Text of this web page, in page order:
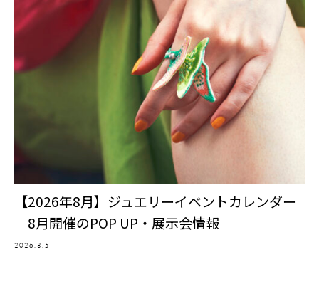
【2026年8月】ジュエリーイベントカレンダー
｜8月開催のPOP UP・展示会情報
2026.8.5